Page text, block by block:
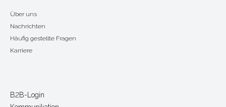
Über uns
Nachrichten
Häufig gestellte Fragen
Karriere
B2B-Login